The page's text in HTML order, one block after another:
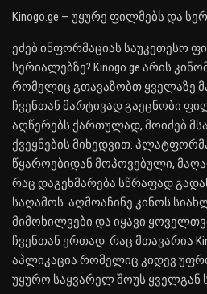
Kinogo.ge — უყურე ფილმებს და
ეძებ ინფორმაციას საუკეთესო
სერიალებზე? Kinogo.ge არის
რომელიც გთავაზობთ ყველაზე
ჩვენთან მარტივად გაეცნობი
აღწერებს ქართულად, მოიძებ
ქვეყნების მიხედვით.
წყაროებიდან მოპოვებული,
რაც დაგეხმარება სწრაფად
საღამოს. აღმოაჩინე კინოს
მიმოხილვები და იყავი
ჩვენთან ერთად. რაც მთავარია
აპლიკაცია რომელიც კიდევ
უყურო საყვარელ შოუს ყველგან